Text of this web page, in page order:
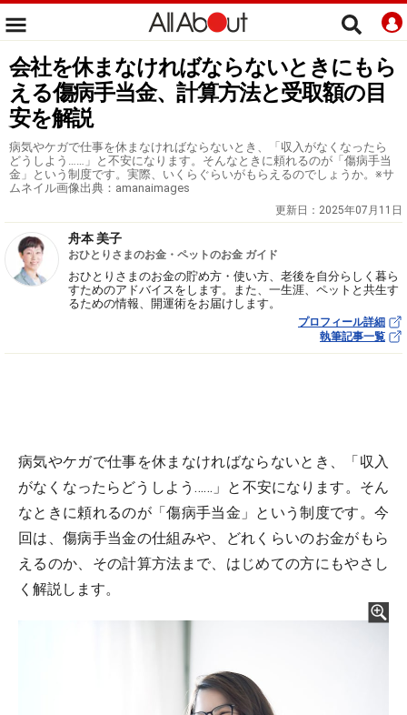
会社を休まなければならないときにもら
える傷病手当金、計算方法と受取額の目
安を解説
病気やケガで仕事を休まなければならないとき、「収入がなくなったら
どうしよう……」と不安になります。そんなときに頼れるのが「傷病手当
金」という制度です。実際、いくらぐらいがもらえるのでしょうか。※サ
ムネイル画像出典：amanaimages
更新日： 2025年07月11日
舟本 美子
おひとりさまのお金・ペットのお金 ガイド
おひとりさまのお金の貯め方・使い方、老後を自分らしく暮ら
すためのアドバイスをします。また、一生涯、ペットと共生す
るための情報、開運術をお届けします。
プロフィール詳細
執筆記事一覧
病気やケガで仕事を休まなければならないとき、「収入
がなくなったらどうしよう……」と不安になります。そん
なときに頼れるのが「傷病手当金」という制度です。今
回は、傷病手当金の仕組みや、どれくらいのお金がもら
えるのか、その計算方法まで、はじめての方にもやさし
く解説します。